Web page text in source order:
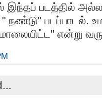
இந்தப் படத்தில்
நண்டு" படப்பாடல்.
என்று